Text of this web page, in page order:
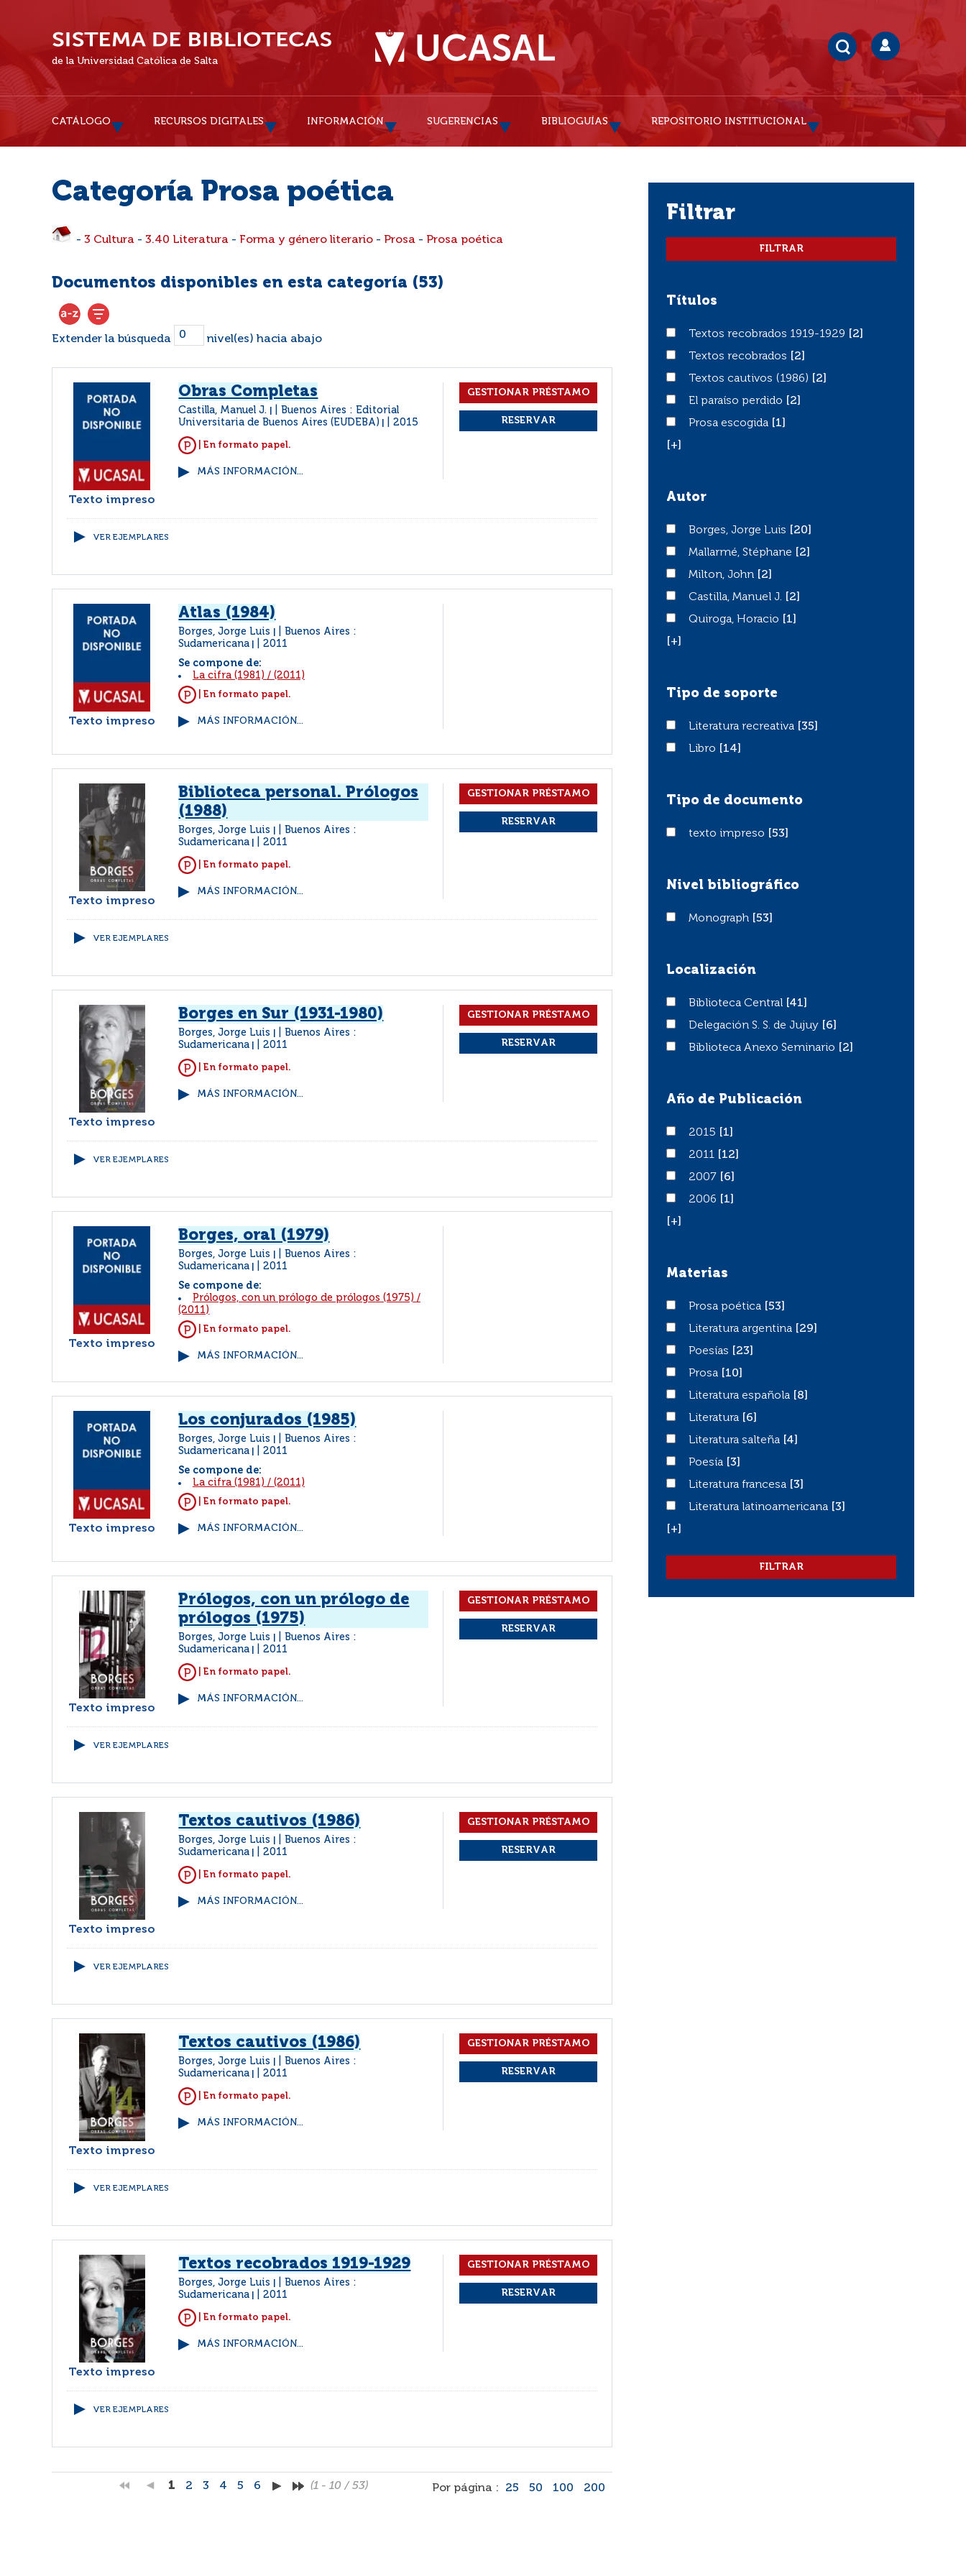
de la Universidad Católica de Salta
CATÁLOGO RECURSOS DIGITALES INFORMACIÓN SUGERENCIAS BIBLIOGUÍAS REPOSITORIO INSTITUCIONAL
Categoría Prosa poética
- 3 Cultura - 3.40 Literatura - Forma y género literario - Prosa - Prosa poética
Documentos disponibles en esta categoría (53)
Extender la búsqueda nivel(es) hacia abajo
Texto impreso
Obras Completas
Castilla, Manuel J.
Buenos Aires : Editorial
Universitaria de Buenos Aires (EUDEBA)
2015
| En formato papel.
MÁS INFORMACIÓN...
VER EJEMPLARES
Texto impreso
Atlas (1984)
Borges, Jorge Luis
Buenos Aires :
Sudamericana
2011
Se compone de:
La cifra (1981) / (2011)
| En formato papel.
MÁS INFORMACIÓN...
Texto impreso
Biblioteca personal. Prólogos
(1988)
Borges, Jorge Luis
Buenos Aires :
Sudamericana
2011
| En formato papel.
MÁS INFORMACIÓN...
VER EJEMPLARES
Texto impreso
Borges en Sur (1931-1980)
Borges, Jorge Luis
Buenos Aires :
Sudamericana
2011
| En formato papel.
MÁS INFORMACIÓN...
VER EJEMPLARES
Texto impreso
Borges, oral (1979)
Borges, Jorge Luis
Buenos Aires :
Sudamericana
2011
Se compone de:
Prólogos, con un prólogo de prólogos (1975) /
(2011)
| En formato papel.
MÁS INFORMACIÓN...
Texto impreso
Los conjurados (1985)
Borges, Jorge Luis
Buenos Aires :
Sudamericana
2011
Se compone de:
La cifra (1981) / (2011)
| En formato papel.
MÁS INFORMACIÓN...
Texto impreso
Prólogos, con un prólogo de
prólogos (1975)
Borges, Jorge Luis
Buenos Aires :
Sudamericana
2011
| En formato papel.
MÁS INFORMACIÓN...
VER EJEMPLARES
Texto impreso
Textos cautivos (1986)
Borges, Jorge Luis
Buenos Aires :
Sudamericana
2011
| En formato papel.
MÁS INFORMACIÓN...
VER EJEMPLARES
Texto impreso
Textos cautivos (1986)
Borges, Jorge Luis
Buenos Aires :
Sudamericana
2011
| En formato papel.
MÁS INFORMACIÓN...
VER EJEMPLARES
Texto impreso
Textos recobrados 1919-1929
Borges, Jorge Luis
Buenos Aires :
Sudamericana
2011
| En formato papel.
MÁS INFORMACIÓN...
VER EJEMPLARES
1 2 3 4 5 6 (1 - 10 / 53) Por página : 25 50 100 200
filtrar
Títulos
Textos recobrados 1919-1929
Textos recobrados 1919-1929
[2]
Textos recobrados
Textos recobrados
[2]
Textos cautivos (1986)
Textos cautivos (1986)
[2]
El paraíso perdido
El paraíso perdido
[2]
Prosa escogida
Prosa escogida
[1]
[+]
Autor
Borges, Jorge Luis
Borges, Jorge Luis
[20]
Mallarmé, Stéphane
Mallarmé, Stéphane
[2]
Milton, John
Milton, John
[2]
Castilla, Manuel J.
Castilla, Manuel J.
[2]
Quiroga, Horacio
Quiroga, Horacio
[1]
[+]
Tipo de soporte
Literatura recreativa
Literatura recreativa
[35]
LibroLibro [14]
Tipo de documento
texto impreso
texto impreso [53]
Nivel bibliográfico
Monograph
Monograph [53]
Localización
Biblioteca Central
Biblioteca Central
[41]
Delegación S. S. de Jujuy
Delegación S. S. de Jujuy
[6]
Biblioteca Anexo Seminario
Biblioteca Anexo Seminario [2]
Año de Publicación
20152015
[1]
20112011
[12]
20072007
[6]
20062006
[1]
[+]
Materias
Prosa poética
Prosa poética
[53]
Literatura argentina
Literatura argentina
[29]
PoesíasPoesías
[23]
ProsaProsa
[10]
Literatura española
Literatura española
[8]
Literatura
Literatura
[6]
Literatura salteña
Literatura salteña
[4]
PoesíaPoesía
[3]
Literatura francesa
Literatura francesa
[3]
Literatura latinoamericana
Literatura latinoamericana
[3]
[+]